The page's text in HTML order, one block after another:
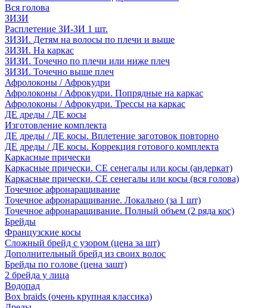
Вся голова
ЗИЗИ
Расплетение ЗИ-ЗИ 1 шт.
ЗИЗИ. Детям на волосы по плечи и выше
ЗИЗИ. На каркас
ЗИЗИ. Точечно по плечи или ниже плеч
ЗИЗИ. Точечно выше плеч
Афролоконы / Афрокудри
Афролоконы / Афрокудри. Попрядные на каркас
Афролоконы / Афрокудри. Трессы на каркас
ДЕ дреды / ДЕ косы
Изготовление комплекта
ДЕ дреды / ДЕ косы. Вплетение заготовок повторно
ДЕ дреды / ДЕ косы. Коррекция готового комплекта
Каркасные прически
Каркасные прически. СЕ сенегалы или косы (андеркат)
Каркасные прически. СЕ сенегалы или косы (вся голова)
Точечное афронаращивание
Точечное афронаращивание. Локально (за 1 шт)
Точечное афронаращивание. Полный объем (2 ряда кос)
Брейды
Французские косы
Сложный брейд с узором (цена за шт)
Дополнительный брейд из своих волос
Брейды по голове (цена зашт)
2 брейда у лица
Водопад
Box braids (очень крупная классика)